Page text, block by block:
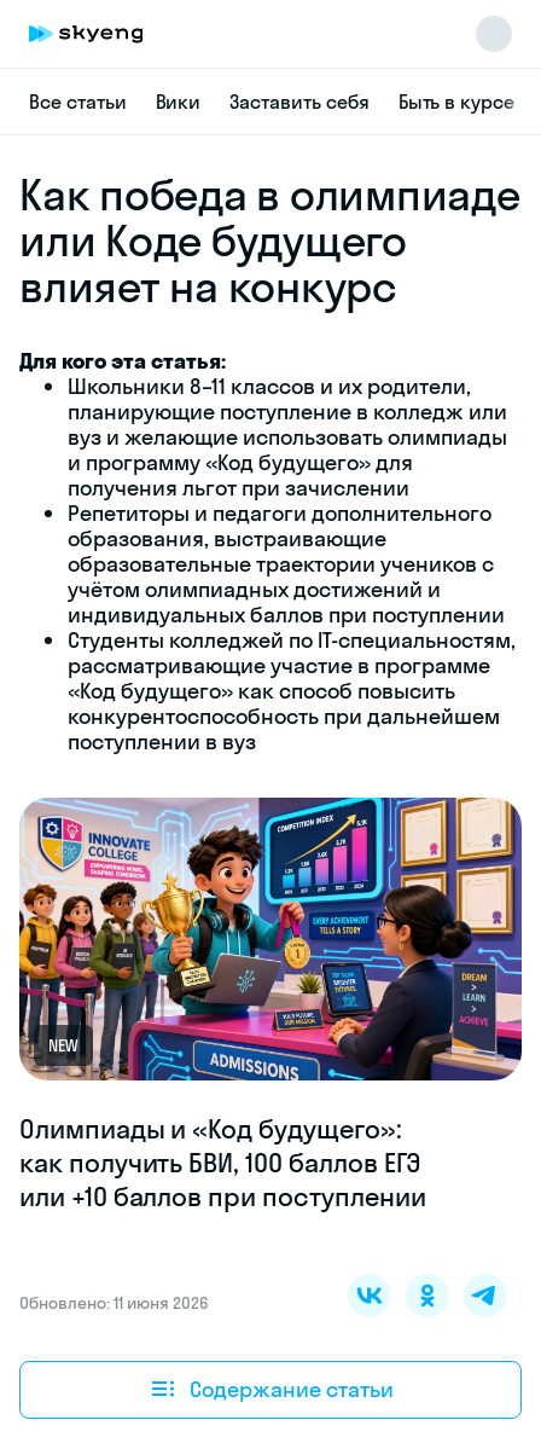
Все статьи Вики Заставить себя Быть в курсе
Как победа в олимпиаде
или Коде будущего
влияет на конкурс
Для кого эта статья:
Школьники 8–11 классов и их родители,
планирующие поступление в колледж или
вуз и желающие использовать олимпиады
и программу «Код будущего» для
получения льгот при зачислении
Репетиторы и педагоги дополнительного
образования, выстраивающие
образовательные траектории учеников с
учётом олимпиадных достижений и
индивидуальных баллов при поступлении
Студенты колледжей по IT-специальностям,
рассматривающие участие в программе
«Код будущего» как способ повысить
конкурентоспособность при дальнейшем
поступлении в вуз
NEW
Олимпиады и «Код будущего»:
как получить БВИ, 100 баллов ЕГЭ
или +10 баллов при поступлении
Обновлено: 11 июня 2026
Содержание статьи